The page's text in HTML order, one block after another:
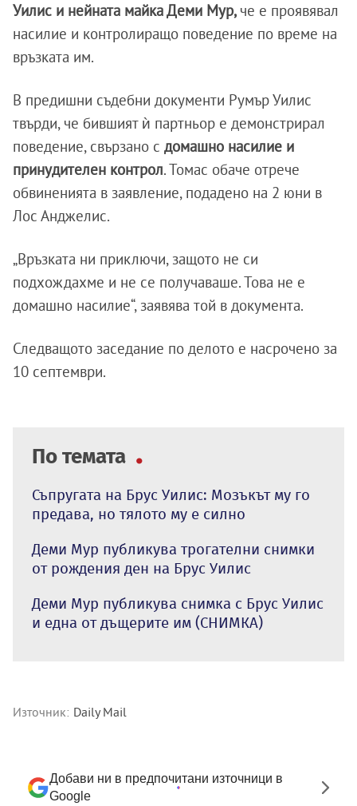
Уилис и нейната майка Деми Мур, че е проявявал
насилие и контролиращо поведение по време на
връзката им.
В предишни съдебни документи Румър Уилис
твърди, че бившият ѝ партньор е демонстрирал
поведение, свързано с домашно насилие и
принудителен контрол. Томас обаче отрече
обвиненията в заявление, подадено на 2 юни в
Лос Анджелис.
„Връзката ни приключи, защото не си
подхождахме и не се получаваше. Това не е
домашно насилие“, заявява той в документа.
Следващото заседание по делото е насрочено за
10 септември.
По темата
Съпругата на Брус Уилис: Мозъкът му го
предава, но тялото му е силно
Деми Мур публикува трогателни снимки
от рождения ден на Брус Уилис
Деми Мур публикува снимка с Брус Уилис
и една от дъщерите им (СНИМКА)
Източник: Daily Mail
Добави ни в предпочитани източници в
Google